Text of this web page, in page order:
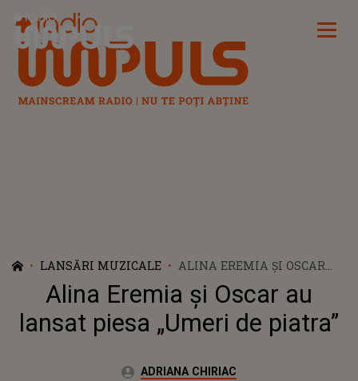
Radio Impuls
LANSĂRI MUZICALE
ALINA EREMIA ȘI OSCAR
AU LANSAT PIESA „UMERI
DE PIATRA”
Alina Eremia și Oscar au
lansat piesa „Umeri de piatra”
Autor:ADRIANA CHIRIAC